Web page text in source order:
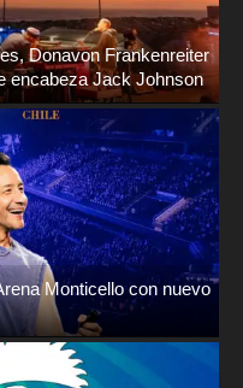
Donavon Frankenreiter
encabeza Jack Johnson
Monticello con nuevo